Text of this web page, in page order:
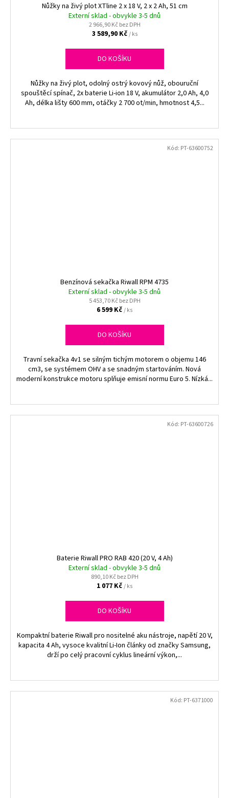
Nůžky na živý plot XTline 2 x 18 V, 2 x 2 Ah, 51 cm
Externí sklad - obvykle 3-5 dnů
2 966,90 Kč bez DPH
3 589,90 Kč/ ks
DO KOŠÍKU
Nůžky na živý plot, odolný ostrý kovový nůž, obouruční
spouštěcí spínač, 2x baterie Li-ion 18 V, akumulátor 2,0 Ah, 4,0
Ah, délka lišty 600 mm, otáčky 2 700 ot/min, hmotnost 4,5...
Benzínová sekačka Riwall RPM 4735
Externí sklad - obvykle 3-5 dnů
5 453,70 Kč bez DPH
6 599 Kč/ ks
DO KOŠÍKU
Travní sekačka 4v1 se silným tichým motorem o objemu 146
cm3, se systémem OHV a se snadným startováním. Nová
moderní konstrukce motoru splňuje emisní normu Euro 5. Nízká...
Kód: PT-63600752
Baterie Riwall PRO RAB 420 (20 V, 4 Ah)
Externí sklad - obvykle 3-5 dnů
890,10 Kč bez DPH
1 077 Kč/ ks
DO KOŠÍKU
Kompaktní baterie Riwall pro nositelné aku nástroje, napětí 20 V,
kapacita 4 Ah, vysoce kvalitní Li-Ion články od značky Samsung,
drží po celý pracovní cyklus lineární výkon,...
Kód: PT-63600726
Kód: PT-6371000